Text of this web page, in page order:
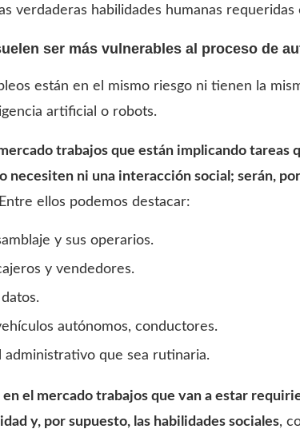
verdaderas habilidades humanas
ser más vulnerables al proceso de
están en el mismo riesgo ni tienen la
artificial o robots.
trabajos que están implicando tareas
necesiten ni una interacción social; serán,
ellos podemos destacar:
y sus operarios.
y vendedores.
autónomos, conductores.
administrativo que sea rutinaria.
en el mercado trabajos que van a estar
y, por supuesto, las habilidades sociales,